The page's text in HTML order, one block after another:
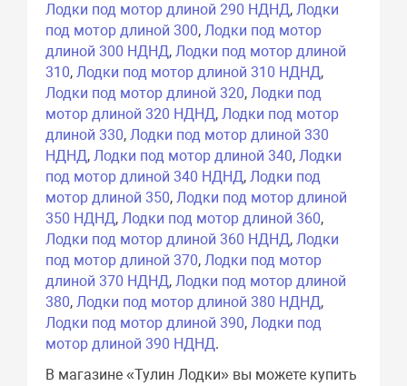
Лодки под мотор длиной 290 НДНД,Лодки
под мотор длиной 300,Лодки под мотор
длиной 300 НДНД,Лодки под мотор длиной
310,Лодки под мотор длиной 310 НДНД,
Лодки под мотор длиной 320,Лодки под
мотор длиной 320 НДНД,Лодки под мотор
длиной 330,Лодки под мотор длиной 330
НДНД,Лодки под мотор длиной 340,Лодки
под мотор длиной 340 НДНД,Лодки под
мотор длиной 350,Лодки под мотор длиной
350 НДНД,Лодки под мотор длиной 360,
Лодки под мотор длиной 360 НДНД,Лодки
под мотор длиной 370,Лодки под мотор
длиной 370 НДНД,Лодки под мотор длиной
380,Лодки под мотор длиной 380 НДНД,
Лодки под мотор длиной 390,Лодки под
мотор длиной 390 НДНД.
В магазине «Тулин Лодки» вы можете купить